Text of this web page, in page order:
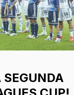
SEGUNDA